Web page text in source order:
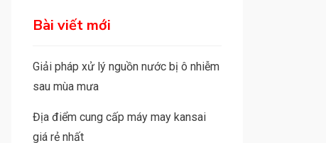
Bài viết mới
Giải pháp xử lý nguồn nước bị ô nhiễm
sau mùa mưa
Địa điểm cung cấp máy may kansai
giá rẻ nhất